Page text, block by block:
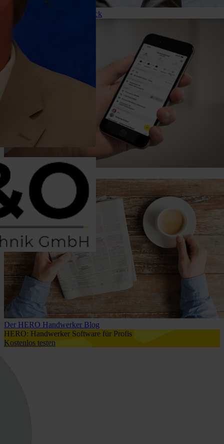
Preise für HERO im Überblick
Einblick in unsere App
Der HERO Handwerker Blog
HERO: Handwerker Software für Profis
Kostenlos testen